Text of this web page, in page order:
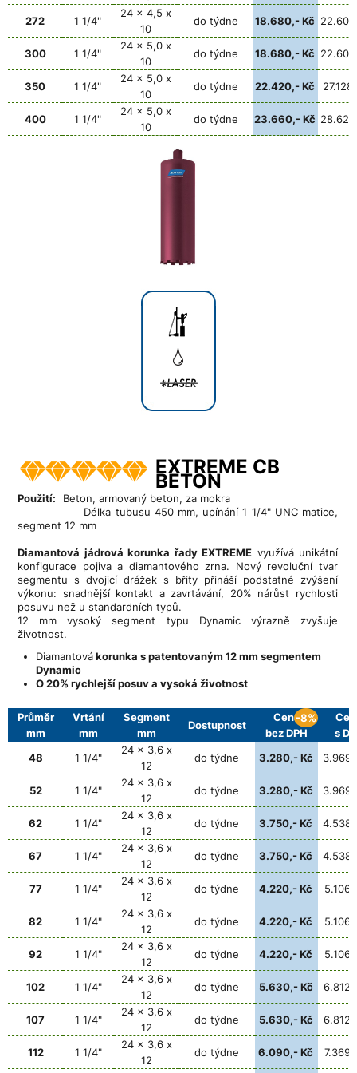
272 1 1/4"
24 x 4,5 x
10
do týdne 18.680,- Kč
300 1 1/4"
24 x 5,0 x
10
do týdne 18.680,- Kč
350 1 1/4"
24 x 5,0 x
10
do týdne 22.420,- Kč
400 1 1/4"
24 x 5,0 x
10
do týdne 23.660,- Kč
EXTREME CB
BETON
Použití: Beton, armovaný beton, za mokra
Délka tubusu 450 mm, upínání 1 1/4" UNC matice,
segment 12 mm
Diamantová jádrová korunka řady EXTREME využívá unikátní
konfigurace pojiva a diamantového zrna. Nový revoluční tvar
segmentu s dvojicí drážek s břity přináší podstatné zvýšení
výkonu: snadnější kontakt a zavrtávání, 20% nárůst rychlosti
posuvu než u standardních typů.
12 mm vysoký segment typu Dynamic výrazně zvyšuje
životnost.
Diamantovákorunka s patentovaným 12 mm segmentem
Dynamic
O 20% rychlejší posuv a vysoká životnost
Průměr
mm
Vrtání
mm
Segment
mm
Dostupnost
Cena
bez DPH
-8%
s
48
1 1/4"
24 x 3,6 x
12
do týdne 3.280,- Kč
52 1 1/4"
24 x 3,6 x
12
do týdne 3.280,- Kč
62 1 1/4"
24 x 3,6 x
12
do týdne 3.750,- Kč
67 1 1/4"
24 x 3,6 x
12
do týdne 3.750,- Kč
77 1 1/4"
24 x 3,6 x
12
do týdne 4.220,- Kč
82 1 1/4"
24 x 3,6 x
12
do týdne 4.220,- Kč
92 1 1/4"
24 x 3,6 x
12
do týdne 4.220,- Kč
102 1 1/4"
24 x 3,6 x
12
do týdne 5.630,- Kč
107 1 1/4"
24 x 3,6 x
12
do týdne 5.630,- Kč
112 1 1/4"
24 x 3,6 x
12
do týdne 6.090,- Kč